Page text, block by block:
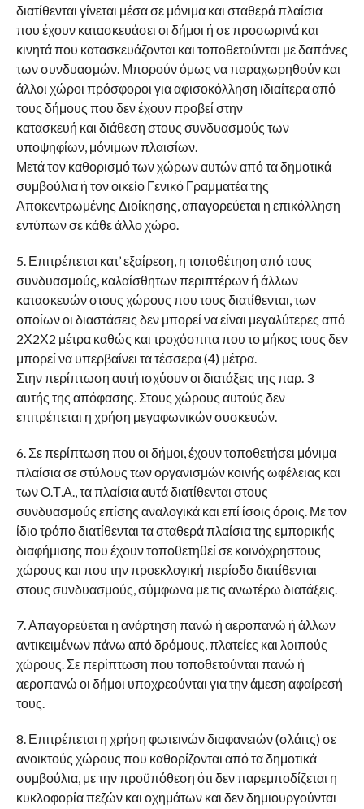
διατίθενται γίνεται μέσα σε μόνιμα και σταθερά πλαίσια
που έχουν κατασκευάσει οι δήμοι ή σε προσωρινά και
κινητά που κατασκευάζονται και τοποθετούνται με δαπάνες
των συνδυασμών. Μπορούν όμως να παραχωρηθούν και
άλλοι χώροι πρόσφοροι για αφισοκόλληση ιδιαίτερα από
τους δήμους που δεν έχουν προβεί στην
κατασκευή και διάθεση στους συνδυασμούς των
υποψηφίων, μόνιμων πλαισίων.
Μετά τον καθορισμό των χώρων αυτών από τα δημοτικά
συμβούλια ή τον οικείο Γενικό Γραμματέα της
Αποκεντρωμένης Διοίκησης, απαγορεύεται η επικόλληση
εντύπων σε κάθε άλλο χώρο.
5. Επιτρέπεται κατ’ εξαίρεση, η τοποθέτηση από τους
συνδυασμούς, καλαίσθητων περιπτέρων ή άλλων
κατασκευών στους χώρους που τους διατίθενται, των
οποίων οι διαστάσεις δεν μπορεί να είναι μεγαλύτερες από
2Χ2Χ2 μέτρα καθώς και τροχόσπιτα που το μήκος τους δεν
μπορεί να υπερβαίνει τα τέσσερα (4) μέτρα.
Στην περίπτωση αυτή ισχύουν οι διατάξεις της παρ. 3
αυτής της απόφασης. Στους χώρους αυτούς δεν
επιτρέπεται η χρήση μεγαφωνικών συσκευών.
6. Σε περίπτωση που οι δήμοι, έχουν τοποθετήσει μόνιμα
πλαίσια σε στύλους των οργανισμών κοινής ωφέλειας και
των Ο.Τ.Α., τα πλαίσια αυτά διατίθενται στους
συνδυασμούς επίσης αναλογικά και επί ίσοις όροις. Με τον
ίδιο τρόπο διατίθενται τα σταθερά πλαίσια της εμπορικής
διαφήμισης που έχουν τοποθετηθεί σε κοινόχρηστους
χώρους και που την προεκλογική περίοδο διατίθενται
στους συνδυασμούς, σύμφωνα με τις ανωτέρω διατάξεις.
7. Απαγορεύεται η ανάρτηση πανώ ή αεροπανώ ή άλλων
αντικειμένων πάνω από δρόμους, πλατείες και λοιπούς
χώρους. Σε περίπτωση που τοποθετούνται πανώ ή
αεροπανώ οι δήμοι υποχρεούνται για την άμεση αφαίρεσή
τους.
8. Επιτρέπεται η χρήση φωτεινών διαφανειών (σλάιτς) σε
ανοικτούς χώρους που καθορίζονται από τα δημοτικά
συμβούλια, με την προϋπόθεση ότι δεν παρεμποδίζεται η
κυκλοφορία πεζών και οχημάτων και δεν δημιουργούνται